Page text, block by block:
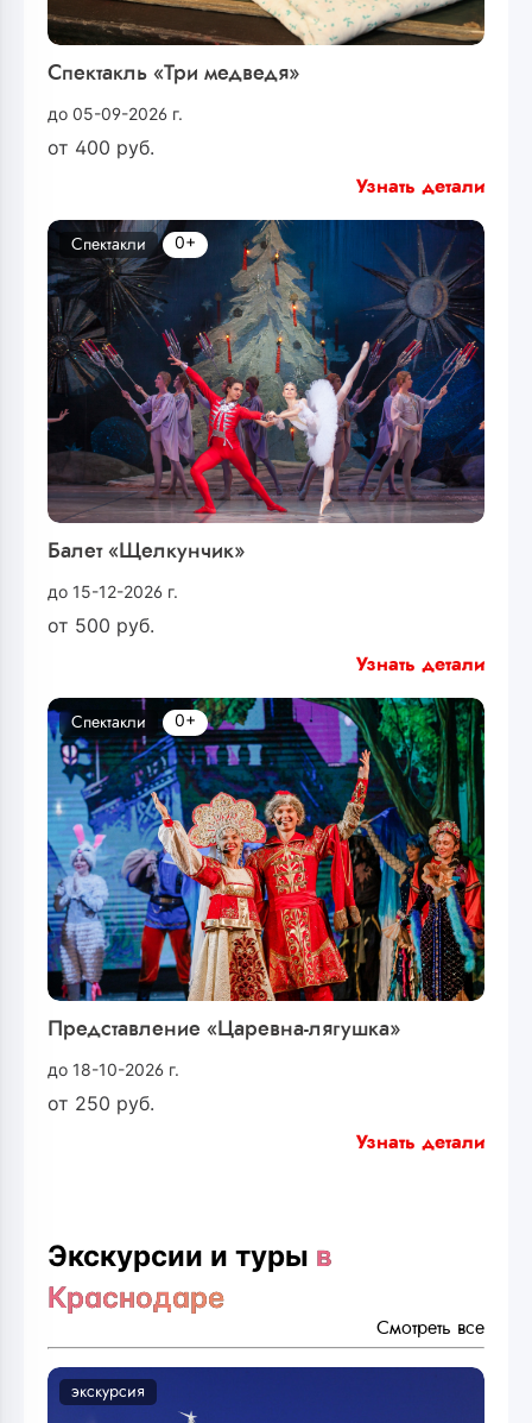
Спектакль «Три медведя»
до 05-09-2026 г.
от 400 руб.
Узнать детали
Балет «Щелкунчик»
до 15-12-2026 г.
от 500 руб.
Спектакли 0+
Узнать детали
Представление «Царевна-лягушка»
до 18-10-2026 г.
от 250 руб.
Спектакли 0+
Узнать детали
Экскурсии и туры в
Краснодаре
Смотреть все
экскурсия